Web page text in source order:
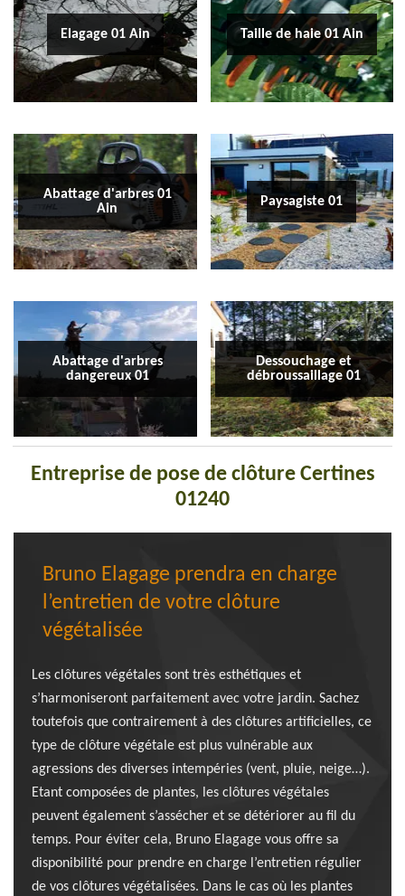
Elagage 01 Ain Taille de haie 01 Ain
Abattage d'arbres 01
Ain
Paysagiste 01
Abattage d'arbres
dangereux 01
Dessouchage et
débroussaillage 01
Entreprise de pose de clôture Certines
01240
Bruno Elagage prendra en charge
l’entretien de votre clôture
végétalisée
Les clôtures végétales sont très esthétiques et
s’harmoniseront parfaitement avec votre jardin. Sachez
toutefois que contrairement à des clôtures artificielles, ce
type de clôture végétale est plus vulnérable aux
agressions des diverses intempéries (vent, pluie, neige…).
Etant composées de plantes, les clôtures végétales
peuvent également s’assécher et se détériorer au fil du
temps. Pour éviter cela, Bruno Elagage vous offre sa
disponibilité pour prendre en charge l’entretien régulier
de vos clôtures végétalisées. Dans le cas où les plantes